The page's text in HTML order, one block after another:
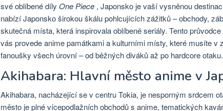
své oblíbené díly One Piece , Japonsko je vaší vysněnou
nabízí Japonsko širokou škálu pohlcujících zážitků – obchody,
skutečná místa, která inspirovala oblíbené seriály. Tento průvodce
vás provede anime památkami a kulturními místy, které musíte v
fanoušky všech úrovní – od běžných diváků až po hardcore otaku.
Akihabara: Hlavní město anime v
Akihabara, nacházející se v centru Tokia, je nesporným srdcem
město je plné vícepodlažních obchodů s anime, tematických